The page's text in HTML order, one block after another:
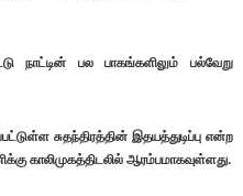
நாட்டின் பல பாகங்களிலும் பல்வேறு
சுதந்திரத்தின் இதயத்துடிப்பு என்ற
காலிமுகத்திடலில் ஆரம்பமாகவுள்ளது.